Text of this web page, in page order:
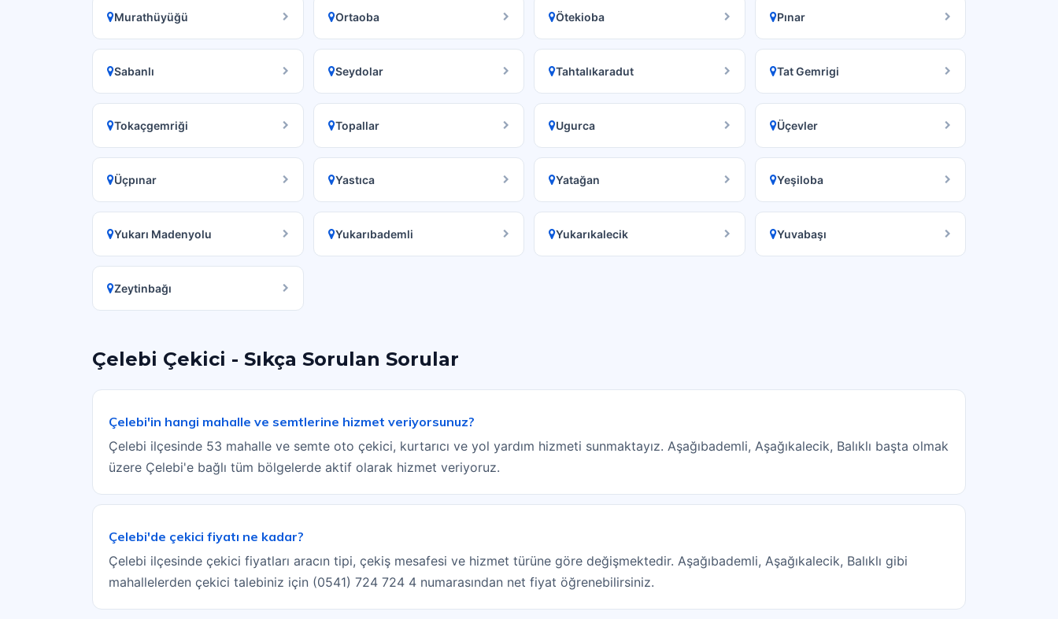
Murathüyüğü Ortaoba Ötekioba Pınar
Sabanlı Seydolar Tahtalıkaradut Tat Gemrigi
Tokaçgemriği Topallar Ugurca Üçevler
Üçpınar Yastıca Yatağan Yeşiloba
Yukarı Madenyolu Yukarıbademli Yukarıkalecik Yuvabaşı
Zeytinbağı
Çelebi Çekici - Sıkça Sorulan Sorular
Çelebi'in hangi mahalle ve semtlerine hizmet veriyorsunuz?
Çelebi ilçesinde 53 mahalle ve semte oto çekici, kurtarıcı ve yol yardım hizmeti sunmaktayız. Aşağıbademli, Aşağıkalecik, Balıklı başta olmak
üzere Çelebi'e bağlı tüm bölgelerde aktif olarak hizmet veriyoruz.
Çelebi'de çekici fiyatı ne kadar?
Çelebi ilçesinde çekici fiyatları aracın tipi, çekiş mesafesi ve hizmet türüne göre değişmektedir. Aşağıbademli, Aşağıkalecik, Balıklı gibi
mahallelerden çekici talebiniz için (0541) 724 724 4 numarasından net fiyat öğrenebilirsiniz.